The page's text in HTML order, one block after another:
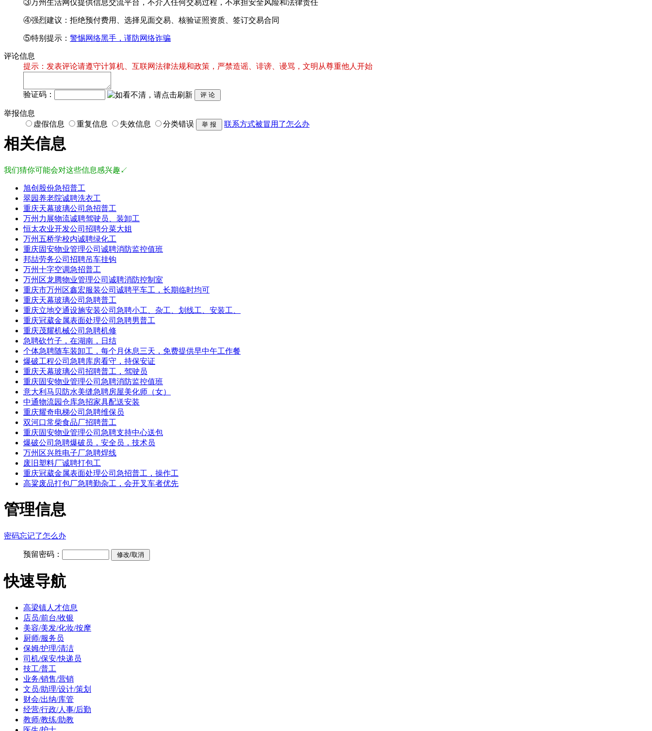
③万州生活网仅提供信息交流平台，不介入任何交易过程，不承担安全风险和法律责任
④强烈建议：拒绝预付费用、选择见面交易、核验证照资质、签订交易合同
⑤特别提示： 警惕网络黑手，谨防网络诈骗
评论信息
提示：发表评论请遵守计算机、互联网法律法规和政策，严禁造谣、诽谤、谩骂，文明从尊重他人开始
验证码：
举报信息
虚假信息
重复信息 失效信息 分类错误 联系方式被冒用了怎么办
相关信息
我们猜你可能会对这些信息感兴趣↙
旭创股份急招普工
翠园养老院诚聘洗衣工
重庆天幕玻璃公司急招普工
万州力展物流诚聘驾驶员、装卸工
恒太农业开发公司招聘分菜大姐
万州五桥学校内诚聘绿化工
重庆固安物业管理公司诚聘消防监控值班
邦喆劳务公司招聘吊车挂钩
万州十字空调急招普工
万州区龙腾物业管理公司诚聘消防控制室
重庆市万州区鑫宏服装公司诚聘平车工，长期临时均可
重庆天幕玻璃公司急聘普工
重庆立地交通设施安装公司急聘小工、杂工、划线工、安装工、
重庆冠葳金属表面处理公司急聘男普工
重庆茂耀机械公司急聘机修
急聘砍竹子，在湖南，日结
个体急聘随车装卸工，每个月休息三天，免费提供早中午工作餐
爆破工程公司急聘库房看守，持保安证
重庆天幕玻璃公司招聘普工，驾驶员
重庆固安物业管理公司急聘消防监控值班
意大利马贝防水美缝急聘房屋美化师（女）
中通物流园仓库急招家具配送安装
重庆耀奇电梯公司急聘维保员
双河口常柴食品厂招聘普工
重庆固安物业管理公司急聘支持中心送包
爆破公司急聘爆破员，安全员，技术员
万州区兴胜电子厂急聘焊线
废旧塑料厂诚聘打包工
重庆冠葳金属表面处理公司急招普工，操作工
高粱废品打包厂急聘勤杂工，会开叉车者优先
管理信息
密码忘记了怎么办
预留密码：
快速导航
高梁镇人才信息
店员/前台/收银
美容/美发/化妆/按摩
厨师/服务员
保姆/护理/清洁
司机/保安/快递员
技工/普工
业务/销售/营销
文员/助理/设计/策划
财会/出纳/库管
经营/行政/人事/后勤
教师/教练/助教